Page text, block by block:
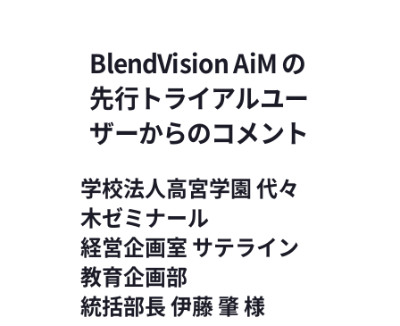
BlendVision AiM の
先行トライアルユー
ザーからのコメント
学校法人高宮学園 代々
木ゼミナール
経営企画室 サテライン
教育企画部
統括部長 伊藤 肇 様